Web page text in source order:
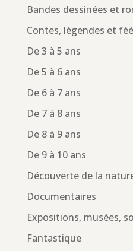
Bandes dessinées et
Contes, légendes et
De 3 à 5 ans
De 5 à 6 ans
De 6 à 7 ans
De 7 à 8 ans
De 8 à 9 ans
De 9 à 10 ans
Découverte de la
Documentaires
Expositions, musées,
Fantastique